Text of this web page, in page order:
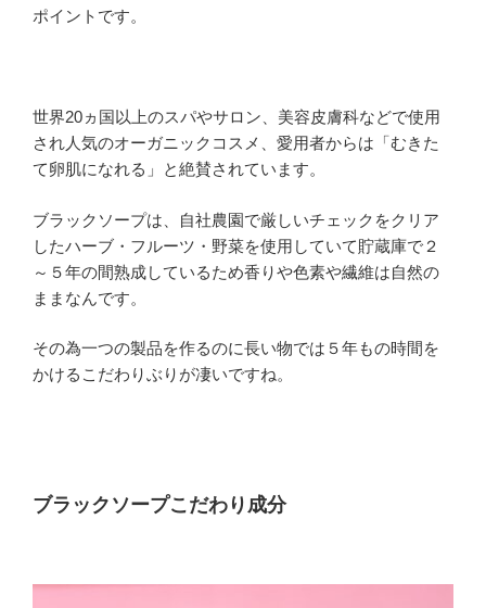
ポイントです。
世界20ヵ国以上のスパやサロン、美容皮膚科などで使用
され人気のオーガニックコスメ、愛用者からは「むきた
て卵肌になれる」と絶賛されています。
ブラックソープは、自社農園で厳しいチェックをクリア
したハーブ・フルーツ・野菜を使用していて貯蔵庫で２
～５年の間熟成しているため香りや色素や繊維は自然の
ままなんです。
その為一つの製品を作るのに長い物では５年もの時間を
かけるこだわりぶりが凄いですね。
ブラックソープこだわり成分